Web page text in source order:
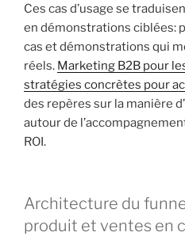
Ces cas d’usage se
en démonstrations ciblées:
cas et démonstrations qui
réels. Marketing B2B pour
stratégies concrètes pour
des repères sur la manière
autour de
ROI.
Architecture du
produit et ventes en